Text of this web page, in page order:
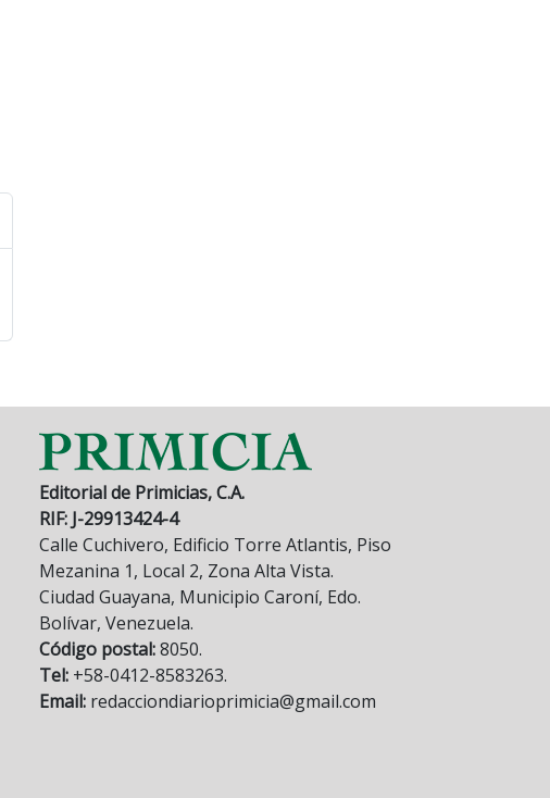
Editorial de Primicias, C.A.
RIF: J-29913424-4
Calle Cuchivero, Edificio Torre Atlantis, Piso
Mezanina 1, Local 2, Zona Alta Vista.
Ciudad Guayana, Municipio Caroní, Edo.
Bolívar, Venezuela.
Código postal:8050.
Tel: +58-0412-8583263.
Email: redacciondiarioprimicia@gmail.com